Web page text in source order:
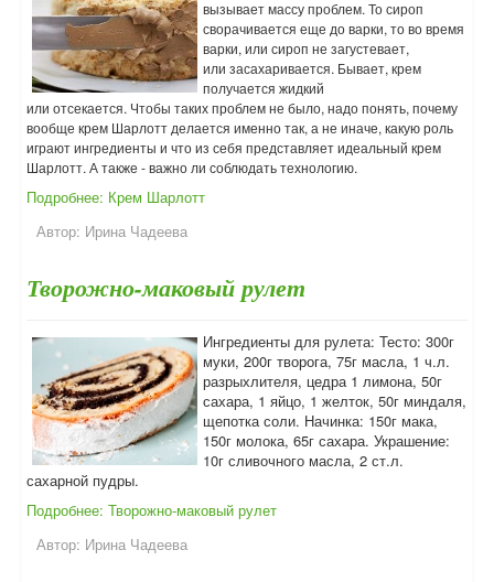
вызывает массу проблем. Тосироп
сворачивается еще до варки, тово время
варки, или сироп не загустевает,
или засахаривается. Бывает, крем
получается жидкий
или отсекается. Чтобы таких проблем не было, надо понять, почему
вообще крем Шарлотт делается именно так, а не иначе, какую роль
играют ингредиенты и что из себя представляет идеальный крем
Шарлотт. А также - важно ли соблюдать технологию.
Подробнее: Крем Шарлотт
Автор: Ирина Чадеева
Творожно-маковый рулет
Ингредиенты для рулета: Тесто: 300г
муки, 200г творога, 75г масла, 1 ч.л.
разрыхлителя, цедра 1 лимона, 50г
сахара, 1 яйцо, 1 желток, 50г миндаля,
щепотка соли. Начинка: 150г мака,
150г молока, 65г сахара. Украшение:
10г сливочного масла, 2 ст.л.
сахарной пудры.
Подробнее: Творожно-маковый рулет
Автор: Ирина Чадеева